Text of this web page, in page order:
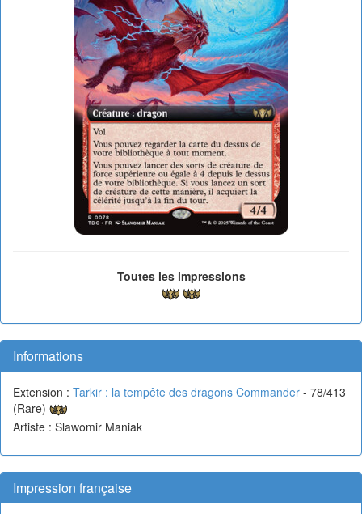
Toutes les impressions
Informations
Extension : Tarkir : la tempête des dragons Commander - 78/413
(Rare)
Artiste : Slawomir Maniak
Impression française